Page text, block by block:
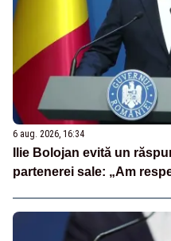
6 aug. 2026, 16:34
Ilie Bolojan evită un
partenerei sale: „Am